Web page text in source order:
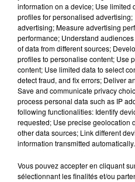
FIL ACTUS
16h22
Téji Savanier rejoint le FC Metz :
11h37
Harry Potter : huit films en 24
9h51
Eurométropole de Metz : attention
Visite du Pape Léon XIV à Metz :
7 août 2026
6 août 2026
information on a device; Use limited
profiles for personalised
advertising; Measure advertising
performance; Understand
of data from different sources;
profiles to personalise content; Use
content; Use limited data to select
detect fraud, and fix errors; Deliver
Save and communicate privacy
process personal data such as IP
following functionalities: Identify
requested; Use precise geolocation
other data sources; Link different
information transmitted automatically.
Vous pouvez accepter en cliquant
sélectionnant les finalités et/ou